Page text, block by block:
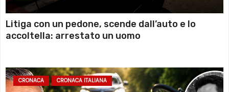
Litiga con un pedone, scende dall’auto e lo
accoltella: arrestato un uomo
CRONACA CRONACA ITALIANA